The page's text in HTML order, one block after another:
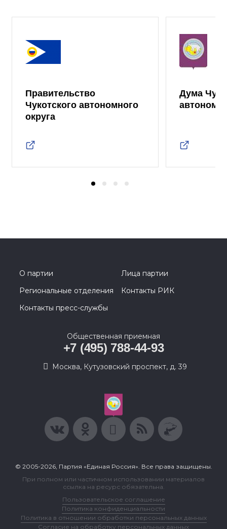
Правительство
Чукотского автономного
округа
Дума
О партии
Лица партии
Региональные отделения
Контакты РИК
Контакты пресс-службы
Общественная приемная
+7 (495) 788-44-93
Москва, Кутузовский проспект, д. 39
© 2005-2026, Партия «Единая Россия». Все права защищены.
При полном или частичном использовании материалов
ссылка на ресурс обязательна.
Пользовательское соглашение
Политика конфиденциальности
Политика в отношении обработки персональных данных
Согласие на обработку персональных данных